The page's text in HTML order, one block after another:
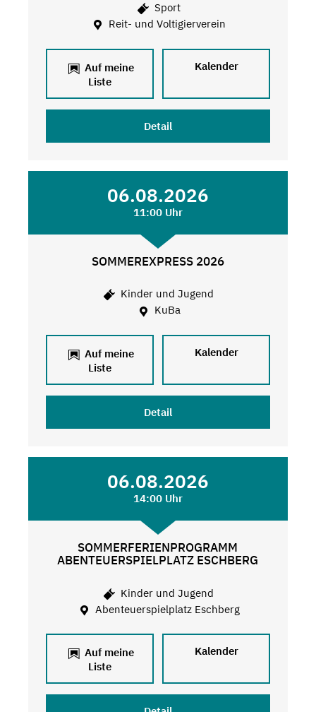
Sport
Reit- und Voltigierverein
Auf meine
Liste
Kalender
Detail
06.08.2026
11:00 Uhr
SOMMEREXPRESS 2026
Kinder und Jugend
KuBa
Auf meine
Liste
Kalender
Detail
06.08.2026
14:00 Uhr
SOMMERFERIENPROGRAMM
ABENTEUERSPIELPLATZ ESCHBERG
Kinder und Jugend
Abenteuerspielplatz Eschberg
Auf meine
Liste
Kalender